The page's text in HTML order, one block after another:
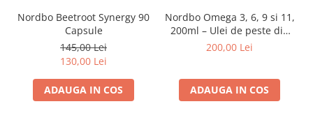
Nordbo Beetroot Synergy 90
Capsule
145,00 Lei
130,00 Lei
ADAUGA IN COS
Nordbo Omega 3, 6, 9 si 11,
200ml – Ulei de peste din
pastrav danez (certificat
200,00 Lei
ADAUGA IN COS